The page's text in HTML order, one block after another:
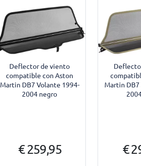
Deflector de viento
compatible con Aston
Martin DB7 Volante 1994-
2004 negro
€ 259,95
Martin
€